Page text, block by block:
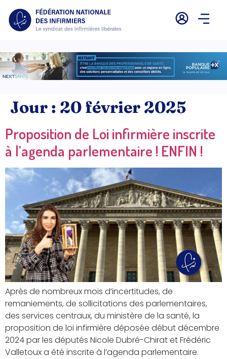
Jour : 20 février 2025
Proposition de Loi infirmière inscrite
à l’agenda parlementaire ! ENFIN !
Après de nombreux mois d’incertitudes, de
remaniements, de sollicitations des parlementaires,
des services centraux, du ministère de la santé, la
proposition de loi infirmière déposée début décembre
2024 par les députés Nicole Dubré-Chirat et Frédéric
Valletoux a été inscrite à l’agenda parlementaire.